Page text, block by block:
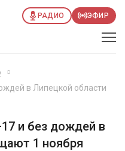
РАДИО ЭФИР
в Липецкой области
и без дождей в
1 ноября